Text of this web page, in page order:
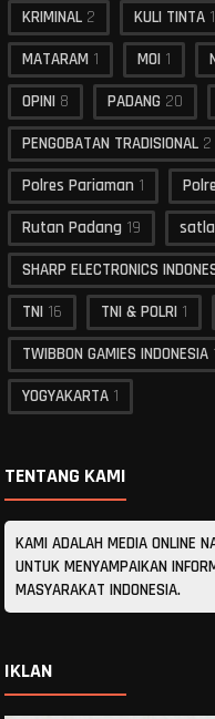
KRIMINAL 2 KULI TINTA 1
MATARAM 1 MOI 1
OPINI 8 PADANG 20
PENGOBATAN TRADISIONAL 2
Polres Pariaman 1
Rutan Padang 19
SHARP ELECTRONICS
TNI 16 TNI & POLRI 1
TWIBBON GAMIES INDONESIA
YOGYAKARTA 1
TENTANG KAMI
KAMI ADALAH MEDIA ONLINE
UNTUK MENYAMPAIKAN
MASYARAKAT INDONESIA.
IKLAN